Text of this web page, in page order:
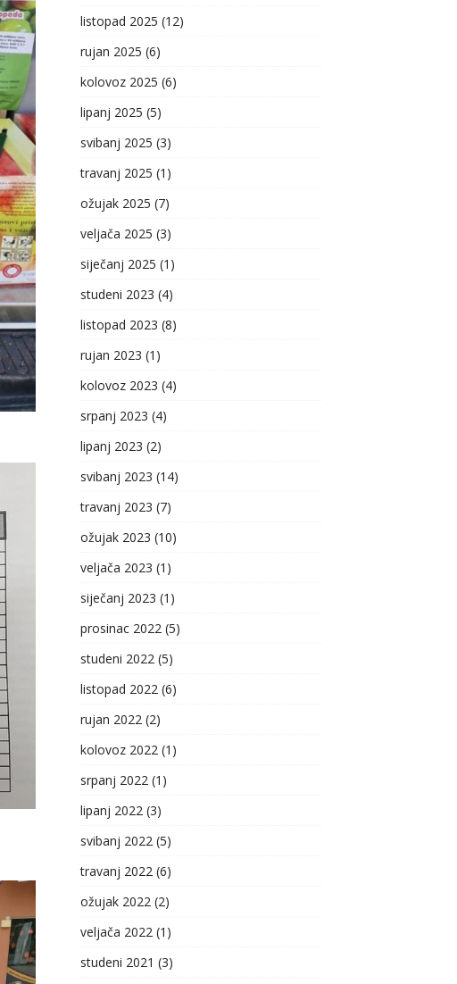
listopad 2025 (12)
rujan 2025 (6)
kolovoz 2025 (6)
lipanj 2025 (5)
svibanj 2025 (3)
travanj 2025 (1)
ožujak 2025 (7)
veljača 2025 (3)
siječanj 2025 (1)
studeni 2023 (4)
listopad 2023 (8)
rujan 2023 (1)
kolovoz 2023 (4)
srpanj 2023 (4)
lipanj 2023 (2)
svibanj 2023 (14)
travanj 2023 (7)
ožujak 2023 (10)
veljača 2023 (1)
siječanj 2023 (1)
prosinac 2022 (5)
studeni 2022 (5)
listopad 2022 (6)
rujan 2022 (2)
kolovoz 2022 (1)
srpanj 2022 (1)
lipanj 2022 (3)
svibanj 2022 (5)
travanj 2022 (6)
ožujak 2022 (2)
veljača 2022 (1)
studeni 2021 (3)